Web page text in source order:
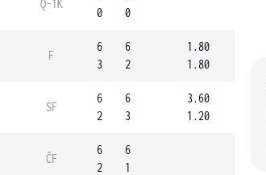
Q-1K
0
0
F
6
3
6
2
1.80
1.80
SF
6
2
6
3
3.60
1.20
ČF
6
2
6
1